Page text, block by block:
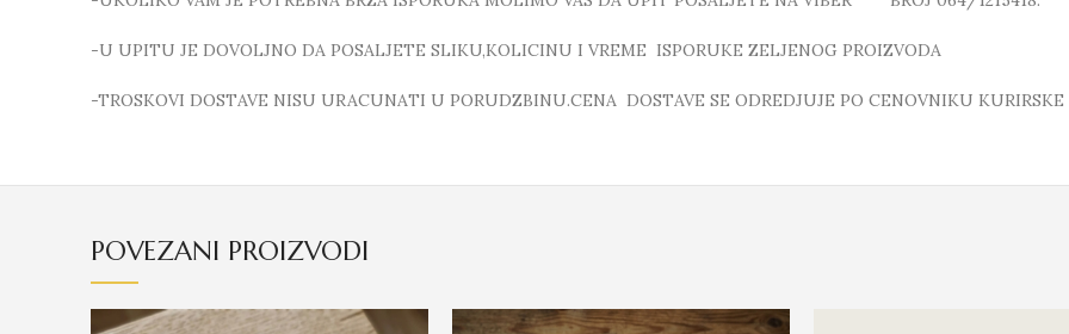
-U UPITU JE DOVOLJNO DA POSALJETE SLIKU,KOLICINU I VREME ISPORUKE ZELJENOG PROIZVODA
-TROSKOVI DOSTAVE NISU URACUNATI U PORUDZBINU.CENA DOSTAVE SE ODREDJUJE PO CENOVNIKU KURIRSKE
POVEZANI PROIZVODI